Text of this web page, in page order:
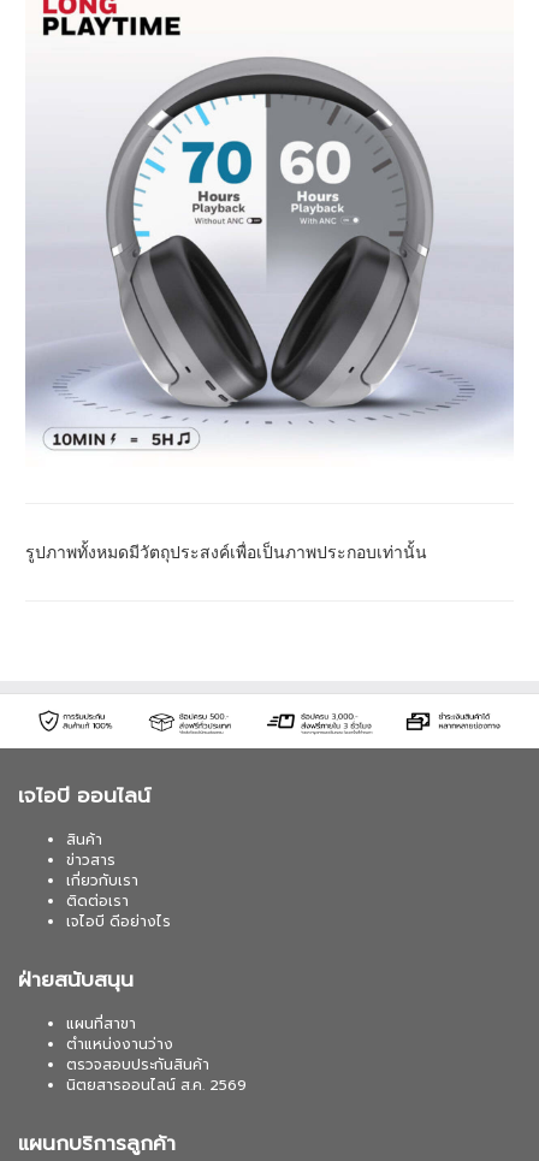
รูปภาพทั้งหมดมีวัตถุประสงค์เพื่อเป็นภาพประกอบเท่านั้น
เจไอบี ออนไลน์
สินค้า
ข่าวสาร
เกี่ยวกับเรา
ติดต่อเรา
เจไอบี ดีอย่างไร
ฝ่ายสนับสนุน
แผนที่สาขา
ตำแหน่งงานว่าง
ตรวจสอบประกันสินค้า
นิตยสารออนไลน์ ส.ค. 2569
แผนกบริการลูกค้า